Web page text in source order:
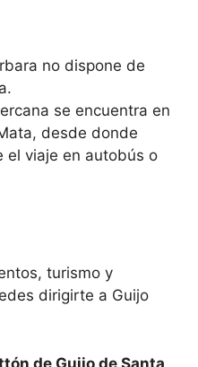
no dispone de
se encuentra en
desde donde
el viaje en autobús o
turismo y
dirigirte a Guijo
de Guijo de Santa